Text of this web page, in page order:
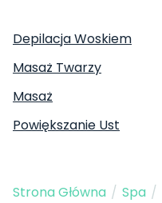
Depilacja Woskiem
Masaż Twarzy
Masaż
Powiększanie Ust
Strona Główna / Spa /